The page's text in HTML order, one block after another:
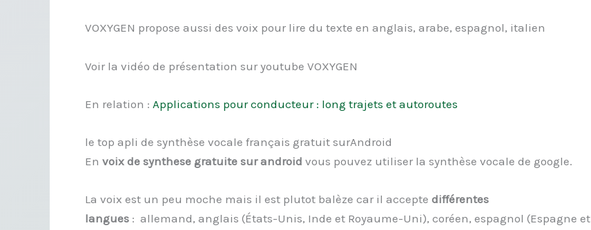
VOXYGEN propose aussi des voix pour lire du texte en anglais, arabe, espagnol, italien
Voir la vidéo de présentation sur youtube VOXYGEN
En relation : Applications pour conducteur : long trajets et autoroutes
le top apli de synthèse vocale français gratuit surAndroid
En voix de synthese gratuite sur android vous pouvez utiliser la synthèse vocale de google.
La voix est un peu moche mais il est plutot balèze car il accepte différentes
langues : allemand, anglais (États-Unis, Inde et Royaume-Uni), coréen, espagnol (Espagne et